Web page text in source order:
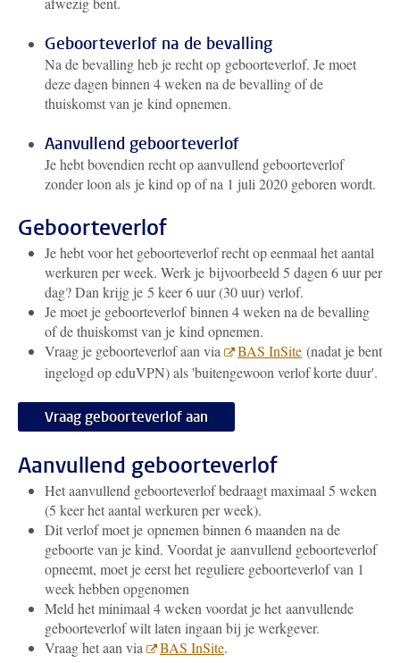
Geboorteverlof na de bevalling
Na de bevalling heb je recht op geboorteverlof. Je moet
deze dagen binnen 4 weken na de bevalling of de
thuiskomst van je kind opnemen.
Aanvullend geboorteverlof
Je hebt bovendien recht op aanvullend geboorteverlof
zonder loon als je kind op of na 1 juli 2020 geboren wordt.
Geboorteverlof
Je hebt voor het geboorteverlof recht op eenmaal het aantal
werkuren per week. Werk je bijvoorbeeld 5 dagen 6 uur per
dag? Dan krijg je 5 keer 6 uur (30 uur) verlof.
Je moet je geboorteverlof binnen 4 weken na de bevalling
of de thuiskomst van je kind opnemen.
Vraag je geboorteverlof aan via
BAS InSite (nadat je bent
ingelogd op eduVPN) als 'buitengewoon verlof korte duur'.
Vraag geboorteverlof aan
Aanvullend geboorteverlof
Het aanvullend geboorteverlof bedraagt maximaal 5 weken
(5 keer het aantal werkuren per week).
Dit verlof moet je opnemen binnen 6 maanden na de
geboorte van je kind. Voordat je aanvullend geboorteverlof
opneemt, moet je eerst het reguliere geboorteverlof van 1
week hebben opgenomen
Meld het minimaal 4 weken voordat je het aanvullende
geboorteverlof wilt laten ingaan bij je werkgever.
Vraag het aan via
BAS InSite.